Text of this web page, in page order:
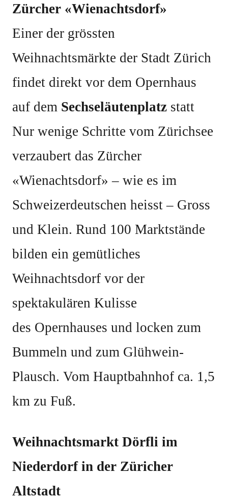
Zürcher «Wienachtsdorf»
Einer der grössten
Weihnachtsmärkte der Stadt Zürich
findet direkt vor dem Opernhaus
auf dem Sechseläutenplatzstatt
Nur wenige Schritte vom Zürichsee
verzaubert das Zürcher
«Wienachtsdorf» – wie es im
Schweizerdeutschen heisst – Gross
und Klein. Rund 100 Marktstände
bilden ein gemütliches
Weihnachtsdorf vor der
spektakulären Kulisse
des Opernhauses und locken zum
Bummeln und zum Glühwein-
Plausch. Vom Hauptbahnhof ca. 1,5
km zu Fuß.
Weihnachtsmarkt Dörfli im
Niederdorf in der Züricher
Altstadt